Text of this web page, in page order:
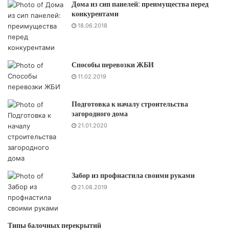
Дома из сип панелей: преимущества перед
конкурентами
18.06.2018
Способы перевозки ЖБИ
11.02.2019
Подготовка к началу строительства
загородного дома
21.01.2020
Забор из профнастила своими руками
21.08.2019
Типы балочных перекрытий